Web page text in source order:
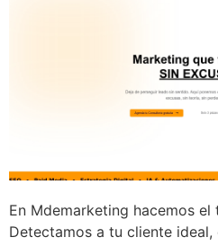
En Mdemarketing hacemos
Detectamos a tu cliente